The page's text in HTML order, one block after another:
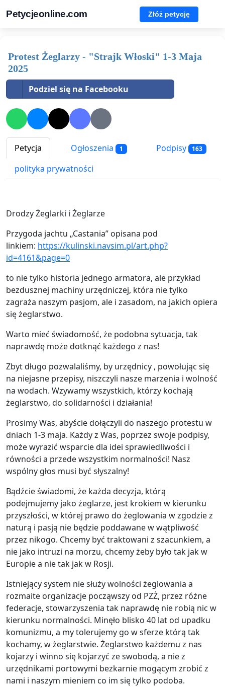
Petycjeonline.com Złóż petycję
Protest Żeglarzy - "Strajk Włoski" 1-3 Maja
2025
Podziel się na Facebooku
Petycja Ogłoszenia 1 Podpisy 163
polityka prywatności
Drodzy Żeglarki i Żeglarze
Przygoda jachtu „Castania” opisana pod
linkiem: https://kulinski.navsim.pl/art.php?
id=4161&page=0
to nie tylko historia jednego armatora, ale przykład
bezdusznej machiny urzędniczej, która nie tylko
zagraża naszym pasjom, ale i zasadom, na jakich opiera
się żeglarstwo.
Warto mieć świadomość, że podobna sytuacja, tak
naprawdę może dotknąć każdego z nas!
Zbyt długo pozwalaliśmy, by urzędnicy , powołując się
na niejasne przepisy, niszczyli nasze marzenia i wolność
na wodach. Wzywamy wszystkich, którzy kochają
żeglarstwo, do solidarności i działania!
Prosimy Was, abyście dołączyli do naszego protestu w
dniach 1-3 maja. Każdy z Was, poprzez swoje podpisy,
może wyrazić wsparcie dla idei sprawiedliwości i
równości a przede wszystkim normalności! Nasz
wspólny głos musi być słyszalny!
Bądźcie świadomi, że każda decyzja, którą
podejmujemy jako żeglarze, jest krokiem w kierunku
przyszłości, w której prawo do żeglowania w zgodzie z
naturą i pasją nie będzie poddawane w wątpliwość
przez nikogo. Chcemy być traktowani z szacunkiem, a
nie jako intruzi na morzu, chcemy żeby było tak jak w
Europie a nie tak jak w Rosji.
Istniejący system nie służy wolności żeglowania a
rozmaite organizacje począwszy od PZŻ, przez różne
federacje, stowarzyszenia tak naprawdę nie robią nic w
kierunku normalności. Minęło blisko 40 lat od upadku
komunizmu, a my tolerujemy go w sferze którą tak
kochamy, w żeglarstwie. Żeglarstwo każdemu z nas
kojarzy i winno się kojarzyć ze swobodą, a nie z
urzędnikami portowymi bezkarnie mogącym zrobić z
nami i naszym mieniem co im się tylko podoba.